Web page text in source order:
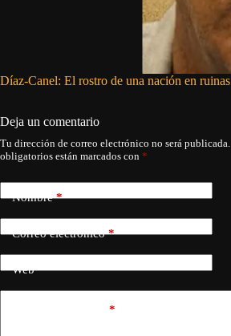
Díaz-Canel: El rostro de una nación en ruinas
Deja un comentario
Tu dirección de correo electrónico no será publicada.
obligatorios están marcados con *
Nombre*
Correo electrónico*
Web
*